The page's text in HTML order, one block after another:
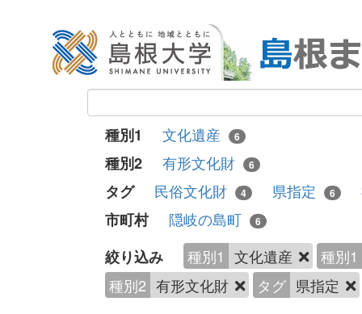
種別1 文化遺産 6
種別2 有形文化財 6
タグ 民俗文化財 4 県指定 6
市町村
隠岐の島町 6
絞り込み 種別1 文化遺産
種別1
種別2 有形文化財 タグ 県指定